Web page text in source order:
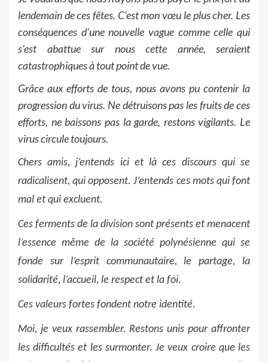
lendemain de ces fêtes. C’est mon vœu le plus cher. Les
conséquences d’une nouvelle vague comme celle qui
s’est abattue sur nous cette année, seraient
catastrophiques à tout point de vue.
Grâce aux efforts de tous, nous avons pu contenir la
progression du virus. Ne détruisons pas les fruits de ces
efforts, ne baissons pas la garde, restons vigilants. Le
virus circule toujours.
Chers amis, j’entends ici et là ces discours qui se
radicalisent, qui opposent. J’entends ces mots qui font
mal et qui excluent.
Ces ferments de la division sont présents et menacent
l’essence même de la société polynésienne qui se
fonde sur l’esprit communautaire, le partage, la
solidarité, l’accueil, le respect et la foi.
Ces valeurs fortes fondent notre identité.
Moi, je veux rassembler. Restons unis pour affronter
les difficultés et les surmonter. Je veux croire que les